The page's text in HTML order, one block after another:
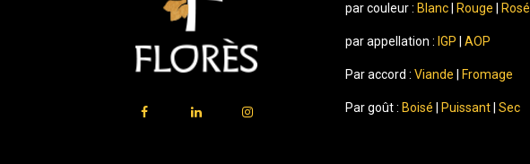
par couleur : Blanc| Rouge Rosé
par appellation : IGP AOP
Par accord : Viande Fromage
Par goût : Boisé Puissant Sec